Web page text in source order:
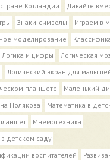
Котландии
Давайте
Знаки-символы Играем в
моделирование
Логика и цифры
Логическая
Логический экран для
планшете
Маленький
Полякова
Математика в
Мнемотехника
детском саду
воспитателей